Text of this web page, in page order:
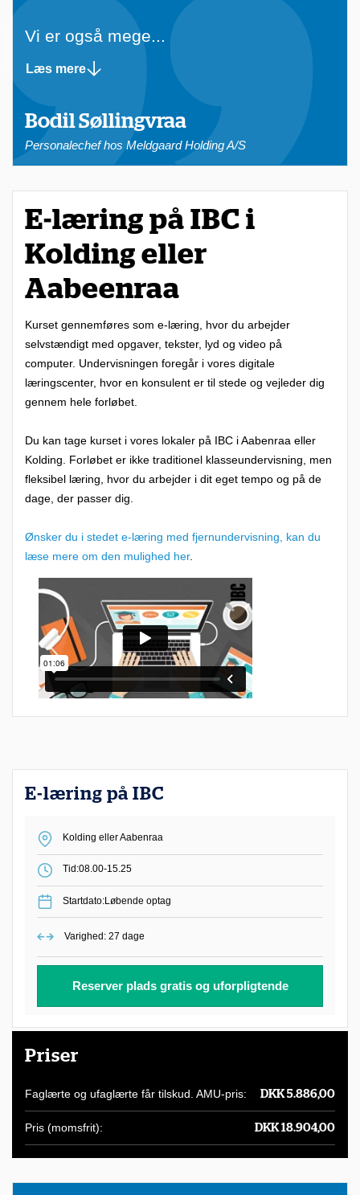
Bodil Søllingvraa
Personalechef hos Meldgaard Holding A/S
Vi er også mege...
t
a
e
-
r
i
n
g
s
c
e
n
e
r
e
e
t
k
s
u
t
i
l
Læs mere
E-læring på IBC i
Kolding eller
Aabeenraa
Kurset gennemføres som e-læring, hvor du arbejder
selvstændigt med opgaver, tekster, lyd og video på
computer. Undervisningen foregår i vores digitale
læringscenter, hvor en konsulent er til stede og vejleder dig
gennem hele forløbet.
Du kan tage kurset i vores lokaler på IBC i Aabenraa eller
Kolding. Forløbet er ikke traditionel klasseundervisning, men
fleksibel læring, hvor du arbejder i dit eget tempo og på de
dage, der passer dig.
Ønsker du i stedet e-læring med fjernundervisning, kan du
læse mere om den mulighed her.
E-læring på IBC
Kolding eller Aabenraa
Tid:08.00-15.25
Startdato:Løbende optag
Varighed: 27 dage
Reserver plads gratis og uforpligtende
Priser
Faglærte og ufaglærte får tilskud. AMU-pris: DKK 5.886,00
Pris (momsfrit): DKK 18.904,00